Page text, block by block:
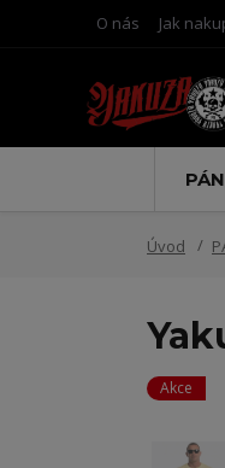
O nás Jak
Úvod
Akce